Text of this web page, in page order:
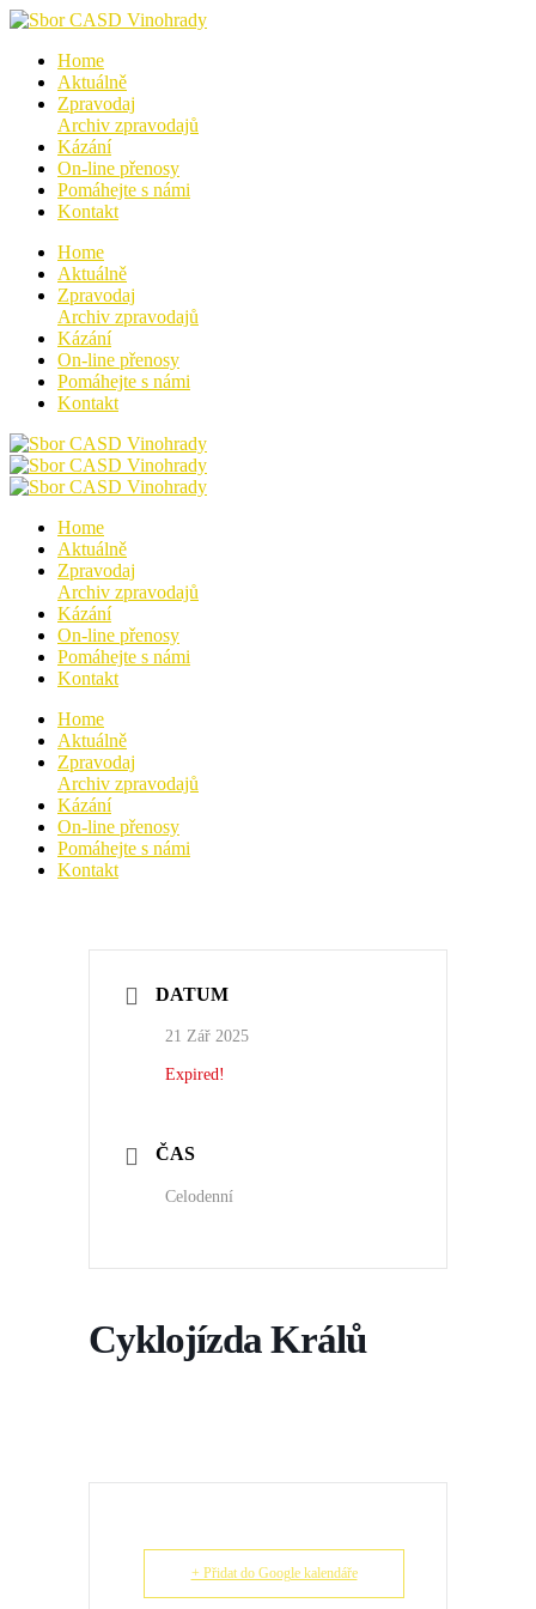
Home
Aktuálně
Zpravodaj
Archiv zpravodajů
Kázání
On-line přenosy
Pomáhejte s námi
Kontakt
Home
Aktuálně
Zpravodaj
Archiv zpravodajů
Kázání
On-line přenosy
Pomáhejte s námi
Kontakt
Home
Aktuálně
Zpravodaj
Archiv zpravodajů
Kázání
On-line přenosy
Pomáhejte s námi
Kontakt
Home
Aktuálně
Zpravodaj
Archiv zpravodajů
Kázání
On-line přenosy
Pomáhejte s námi
Kontakt
DATUM
21 Zář 2025
Expired!
ČAS
Celodenní
Cyklojízda Králů
+ Přidat do Google kalendáře